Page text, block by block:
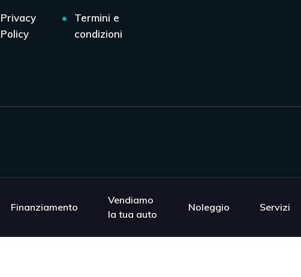
Privacy
Policy
Termini e
condizioni
Finanziamento
Vendiamo
la tua auto
Noleggio Servizi